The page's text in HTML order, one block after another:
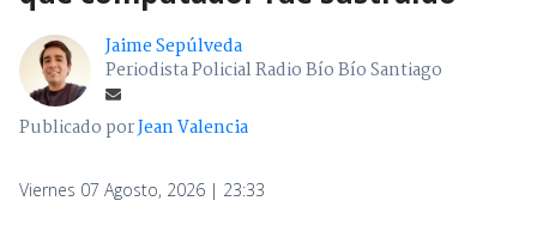
Jaime Sepúlveda
Periodista Policial Radio Bío Bío Santiago
Publicado porJean Valencia
Viernes 07 Agosto, 2026 | 23:33